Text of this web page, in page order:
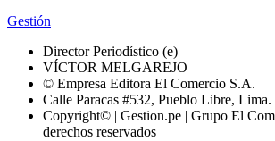
Gestión
Director Periodístico (e)
VÍCTOR MELGAREJO
© Empresa Editora El Comercio S.A.
Calle Paracas #532, Pueblo Libre, Lima.
Copyright© | Gestion.pe | Grupo El
derechos reservados